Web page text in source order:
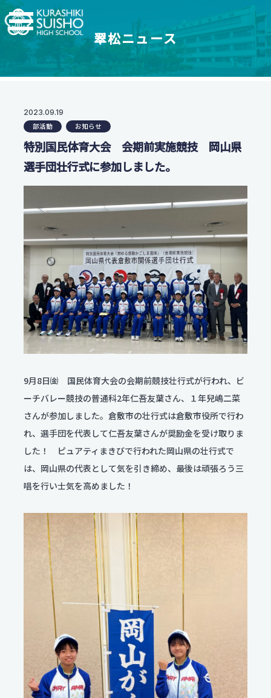
学科・コース
進学コース
【普通科】創学コース
創学コース 自己探求系
創学コース 福祉探求系
商業科
地域マーケティングコース
情報プログラミングコース
生活科学科
服飾コーディネートコース
食物クリエイトコース
保育デザインコース
看護科
看護科（⾼校課程）
学校情報
制服紹介
2.5次元先生図鑑
翠松高校の強み
茶道教育
地域との連携
進学実績
部活動一覧
部活動一覧
部活動ニュース
スイッチ！未来を開こう
受験生のみなさまへ
オープンスクール・入試情報
今後のスケジュール
資料請求
お知らせ
翠松ニュース
在校生・保護者のみなさま
部活動ニュース
お問い合わせ
各種証明書発行
資料請求
よくある質問
学校評価
交通アクセス
学校施設耐震化への取り組み状況
関連リンク
個人情報保護方針
サイトポリシー
翠松ニュース
2023.09.19
部活動
お知らせ
特別国民体育大会 会期前実施競技 岡山県
選手団壮行式に参加しました。
9月8日㈮ 国民体育大会の会期前競技壮行式が行われ、ビ
ーチバレー競技の普通科2年仁吾友葉さん、１年兒嶋二菜
さんが参加しました。倉敷市の壮行式は倉敷市役所で行わ
れ、選手団を代表して仁吾友葉さんが奨励金を受け取りま
した！ ピュアティまきびで行われた岡山県の壮行式で
は、岡山県の代表として気を引き締め、最後は頑張ろう三
唱を行い士気を高めました！